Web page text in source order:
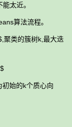
太近。
算法流程。
类的簇树k,最大迭
始的k个质心向